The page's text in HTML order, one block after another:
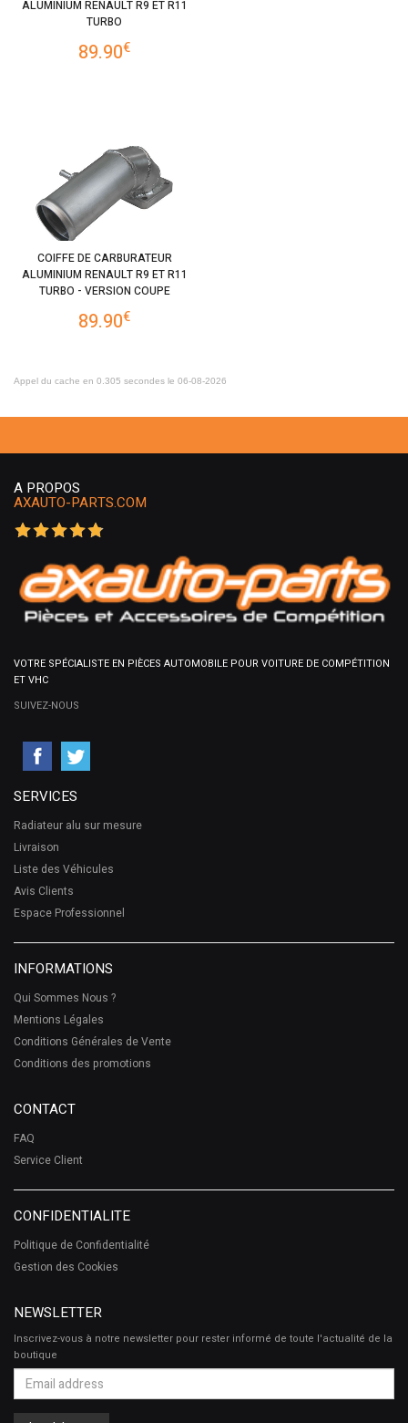
ALUMINIUM RENAULT R9 ET R11
TURBO
89.90€
COIFFE DE CARBURATEUR
ALUMINIUM RENAULT R9 ET R11
TURBO - VERSION COUPE
89.90€
Appel du cache en 0.305 secondes le 06-08-2026
A PROPOS
AXAUTO-PARTS.COM
VOTRE SPÉCIALISTE EN PIÈCES AUTOMOBILE POUR VOITURE DE COMPÉTITION
ET VHC
SUIVEZ-NOUS
SERVICES
Radiateur alu sur mesure
Livraison
Liste des Véhicules
Avis Clients
Espace Professionnel
INFORMATIONS
Qui Sommes Nous ?
Mentions Légales
Conditions Générales de Vente
Conditions des promotions
CONTACT
FAQ
Service Client
CONFIDENTIALITE
Politique de Confidentialité
Gestion des Cookies
NEWSLETTER
Inscrivez-vous à notre newsletter pour rester informé de toute l'actualité de la
boutique